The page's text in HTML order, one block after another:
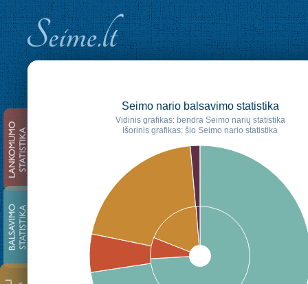
Seimo nario balsavimo statistika
Vidinis grafikas: bendra Seimo narių statistika
Išorinis grafikas: šio Seimo nario statistika